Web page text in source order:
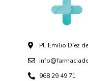
Pl. Emilio Díez
968 29 49 71